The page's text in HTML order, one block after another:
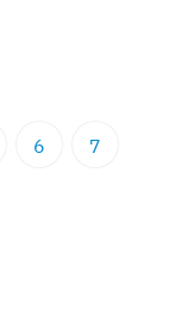
6 7